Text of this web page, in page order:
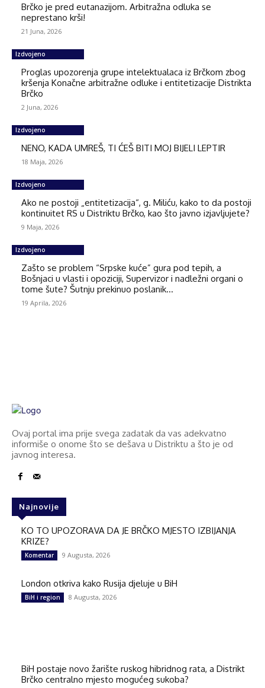
Brčko je pred eutanazijom. Arbitražna odluka se
neprestano krši!
21 Juna, 2026
Izdvojeno
Proglas upozorenja grupe intelektualaca iz Brčkom zbog
kršenja Konačne arbitražne odluke i entitetizacije Distrikta
Brčko
2 Juna, 2026
Izdvojeno
NENO, KADA UMREŠ, TI ĆEŠ BITI MOJ BIJELI LEPTIR
18 Maja, 2026
Izdvojeno
Ako ne postoji „entitetizacija“, g. Miliću, kako to da postoji
kontinuitet RS u Distriktu Brčko, kao što javno izjavljujete?
9 Maja, 2026
Izdvojeno
Zašto se problem “Srpske kuće” gura pod tepih, a
Bošnjaci u vlasti i opoziciji, Supervizor i nadležni organi o
tome šute? Šutnju prekinuo poslanik...
19 Aprila, 2026
Ovaj portal ima prije svega zadatak da vas adekvatno
informiše o onome što se dešava u Distriktu a što je od
javnog interesa.
Najnovije
KO TO UPOZORAVA DA JE BRČKO MJESTO IZBIJANJA
KRIZE?
Komentar 9 Augusta, 2026
London otkriva kako Rusija djeluje u BiH
BiH i region 8 Augusta, 2026
BiH postaje novo žarište ruskog hibridnog rata, a Distrikt
Brčko centralno mjesto mogućeg sukoba?